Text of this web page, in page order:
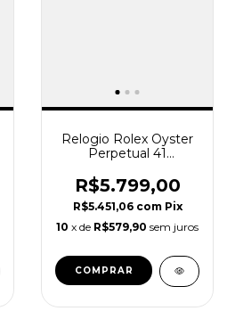
Relogio Rolex Oyster
Perpetual 41
Super Clone REF.
124300
R$5.799,00
R$5.451,06 com Pix
10 x de R$579,90 sem juros